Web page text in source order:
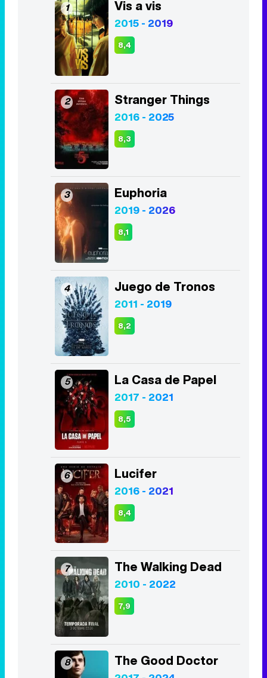
1 Vis a vis
2015 - 2019
8,4
2 Stranger Things
2016 - 2025
8,3
3 Euphoria
2019 - 2026
8,1
4 Juego de Tronos
2011 - 2019
8,2
5 La Casa de Papel
2017 - 2021
8,5
6 Lucifer
2016 - 2021
8,4
7 The Walking Dead
2010 - 2022
7,9
8 The Good Doctor